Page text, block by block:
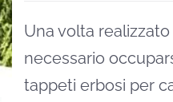
Una volta
necessario
tappeti erbosi per